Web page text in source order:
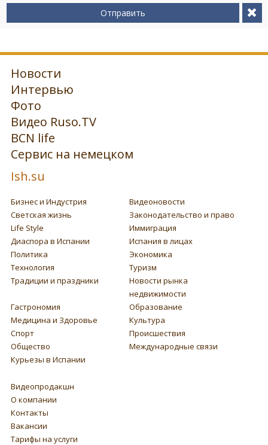
Отправить
Новости
Интервью
Фото
Видео Ruso.TV
BCN life
Сервис на немецком
Ish.su
Бизнес и Индустрия
Видеоновости
Светская жизнь
Законодательство и право
Life Style
Иммиграция
Диаспора в Испании
Испания в лицах
Политика
Экономика
Технология
Туризм
Традиции и праздники
Новости рынка
недвижимости
Гастрономия
Образование
Медицина и Здоровье
Культура
Спорт
Происшествия
Общество
Международные связи
Курьезы в Испании
Видеопродакшн
О компании
Контакты
Вакансии
Тарифы на услуги